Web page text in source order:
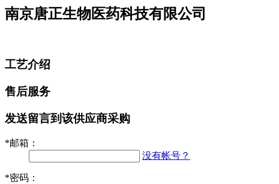
南京唐正生物医药科技有限公司
工艺介绍
售后服务
发送留言到该供应商采购
*邮箱：
没有帐号？
*密码：